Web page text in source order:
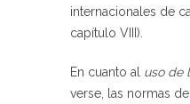
internacionales de
capítulo VIII).
En cuanto al uso de
verse, las normas